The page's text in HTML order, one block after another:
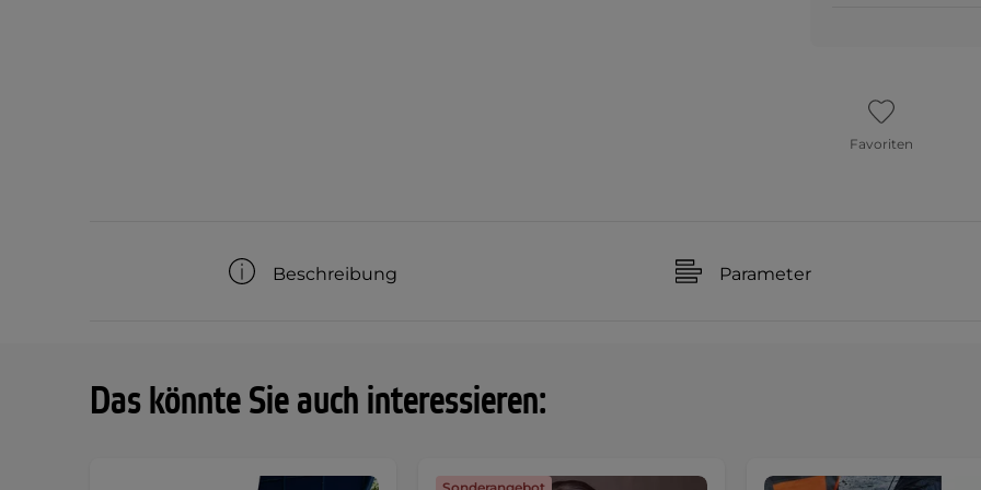
Favoriten
Beschreibung Parameter
Das könnte Sie auch interessieren: